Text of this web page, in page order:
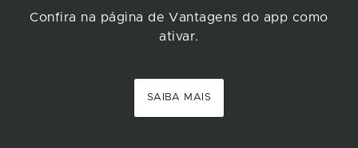
Confira na página de Vantagens do app como
ativar.
SAIBA MAIS